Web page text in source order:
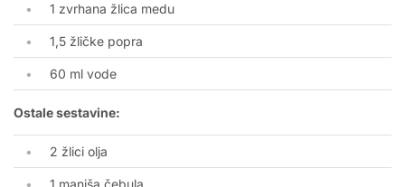
1 zvrhana žlica medu
1,5 žličke popra
60 ml vode
Ostale sestavine:
2 žlici olja
1 manjša čebula